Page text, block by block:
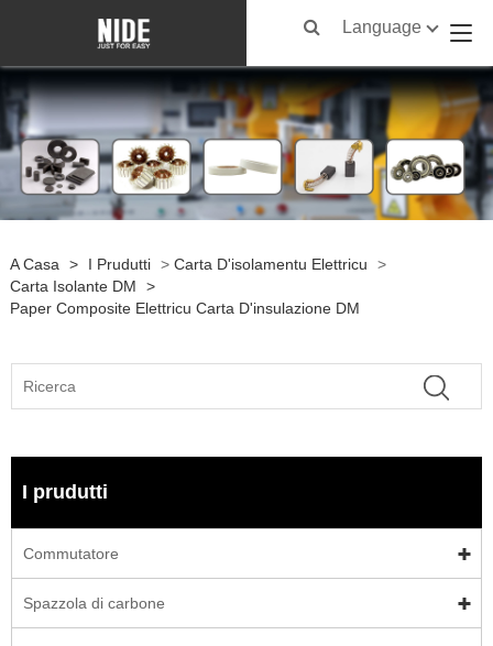
Language
A Casa > I Prudutti > Carta D'isolamentu Elettricu
>
Carta Isolante DM
>
Paper Composite Elettricu Carta D'insulazione DM
I prudutti
Commutatore
Spazzola di carbone